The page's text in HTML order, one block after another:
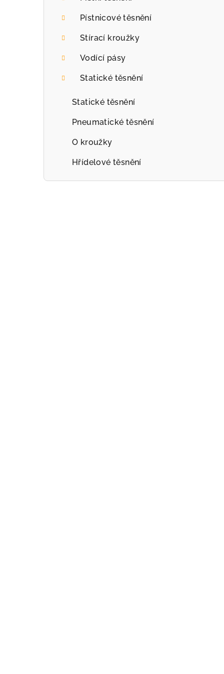
l
Pístnicové těsnění
Stírací kroužky
Vodící pásy
Statické těsnění
Statické těsnění
Pneumatické těsnění
O kroužky
Hřídelové těsnění